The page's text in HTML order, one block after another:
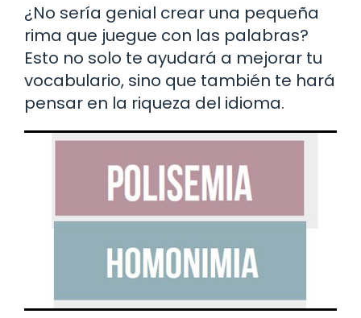
¿No sería genial crear una pequeña
rima que juegue con las palabras?
Esto no solo te ayudará a mejorar tu
vocabulario, sino que también te hará
pensar en la riqueza del idioma.